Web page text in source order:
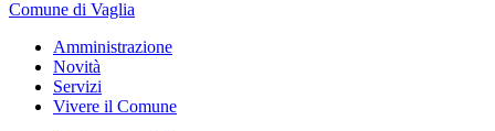
Comune di Vaglia
Amministrazione
Novità
Servizi
Vivere il Comune